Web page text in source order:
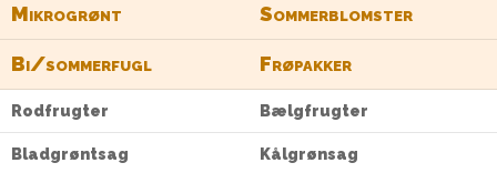
Mikrogrønt Sommerblomster
Bi/sommerfugl Frøpakker
Rodfrugter Bælgfrugter
Bladgrøntsag Kålgrønsag